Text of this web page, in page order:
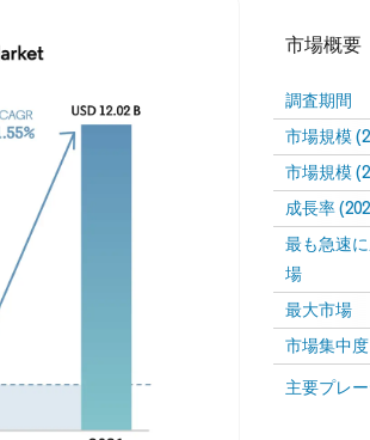
市場概要
調査期間
市場規模
市場規模
成長率
最も急速
場
最大市場
市場集中度
主要プレ
画像 ©
© Mordor Intelligence。再利用にはCC BY 4.0の表示が必